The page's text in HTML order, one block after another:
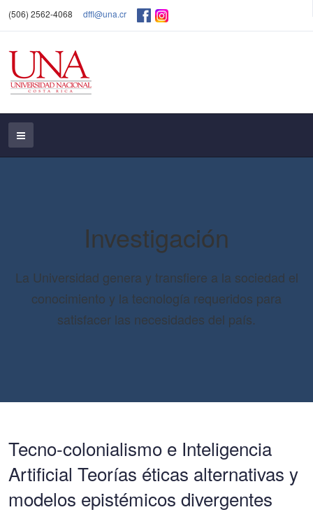
(506) 2562-4068 dffl@una.cr
Investigación
La Universidad genera y transfiere a la sociedad el
conocimiento y la tecnología requeridos para
satisfacer las necesidades del país.
Tecno-colonialismo e Inteligencia
Artificial Teorías éticas alternativas y
modelos epistémicos divergentes